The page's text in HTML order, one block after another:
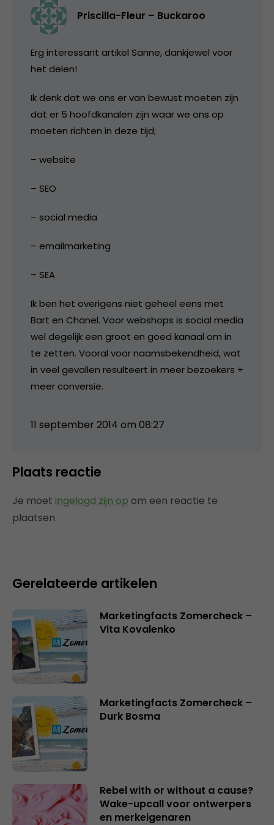
Priscilla-Fleur – Buckaroo
Erg interessant artikel Sanne, dankjewel voor
het delen!
Ik denk dat we ons er van bewust moeten zijn
dat er 5 hoofdkanalen zijn waar we ons op
moeten richten in deze tijd;
– website
– SEO
– social media
– emailmarketing
– SEA
Ik ben het overigens niet geheel eens met
Bart en Chanel. Voor webshops is social media
wel degelijk een groot en goed kanaal om in
te zetten. Vooral voor naamsbekendheid, wat
in veel gevallen resulteert in meer bezoekers +
meer conversie.
11 september 2014 om 08:27
Plaats reactie
Je moet ingelogd zijn op om een reactie te
plaatsen.
Gerelateerde artikelen
Marketingfacts Zomercheck –
Vita Kovalenko
Marketingfacts Zomercheck –
Durk Bosma
Rebel with or without a cause?
Wake-upcall voor ontwerpers
en merkeigenaren